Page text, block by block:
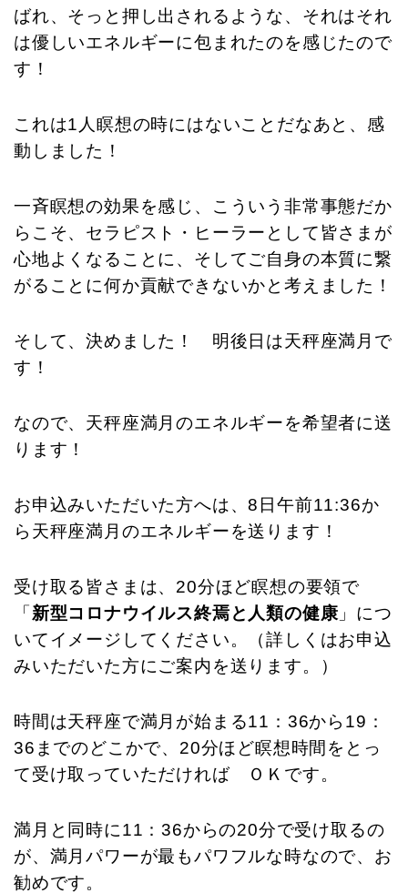
ばれ、そっと押し出されるような、それはそれ
は優しいエネルギーに包まれたのを感じたので
す！
これは1人瞑想の時にはないことだなあと、感
動しました！
一斉瞑想の効果を感じ、こういう非常事態だか
らこそ、セラピスト・ヒーラーとして皆さまが
心地よくなることに、そしてご自身の本質に繋
がることに何か貢献できないかと考えました！
そして、決めました！ 明後日は天秤座満月で
す！
なので、天秤座満月のエネルギーを希望者に送
ります！
お申込みいただいた方へは、8日午前11:36か
ら天秤座満月のエネルギーを送ります！
受け取る皆さまは、20分ほど瞑想の要領で
「新型コロナウイルス終焉と人類の健康 」につ
いてイメージしてください。（詳しくはお申込
みいただいた方にご案内を送ります。）
時間は天秤座で満月が始まる11：36から19：
36までのどこかで、20分ほど瞑想時間をとっ
て受け取っていただければ ＯＫです。
満月と同時に11：36からの20分で受け取るの
が、満月パワーが最もパワフルな時なので、お
勧めです。